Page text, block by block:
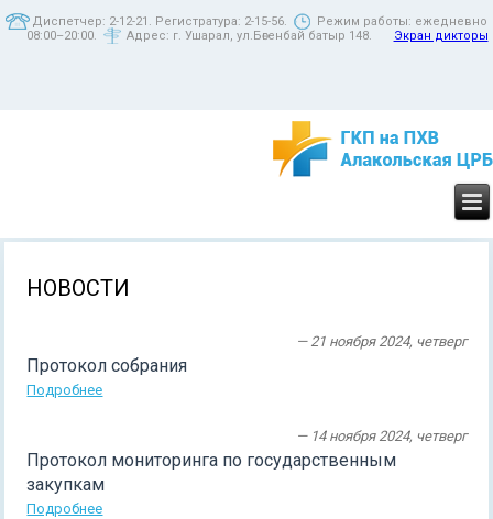
Диспетчер: 2-12-21. Регистратура: 2-15-56.
Режим работы: ежедневно
08:00–20:00.
Адрес: г. Ушарал, ул.Бөгенбай батыр 148. Экран дикторы
НОВОСТИ
— 21 ноября 2024, четверг
Протокол собрания
Подробнее
— 14 ноября 2024, четверг
Протокол мониторинга по государственным
закупкам
Подробнее